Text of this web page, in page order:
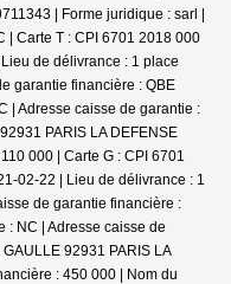
| Forme juridique : sarl |
| Carte T : CPI 6701 2018 000
de délivrance : 1 place
garantie financière : QBE
| Adresse caisse de garantie :
PARIS LA DEFENSE
000 | Carte G : CPI 6701
02-22 | Lieu de délivrance : 1
de garantie financière :
: NC | Adresse caisse de
92931 PARIS LA
: 450 000 | Nom du